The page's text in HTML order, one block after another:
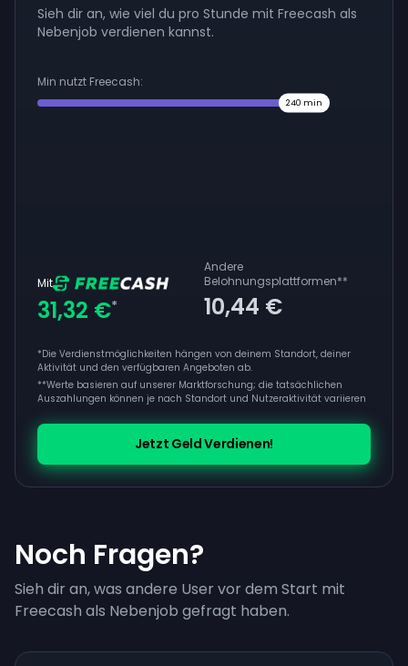
Sieh dir an, wie viel du pro Stunde mit Freecash als
Nebenjob verdienen kannst.
Min nutzt Freecash:
240 min
Mit
31,32 €*
Andere
Belohnungsplattformen**
10,44 €
*Die Verdienstmöglichkeiten hängen von deinem Standort, deiner
Aktivität und den verfügbaren Angeboten ab.
**Werte basieren auf unserer Marktforschung; die tatsächlichen
Auszahlungen können je nach Standort und Nutzeraktivität variieren
Jetzt Geld Verdienen!
Noch Fragen?
Sieh dir an, was andere User vor dem Start mit
Freecash als Nebenjob gefragt haben.